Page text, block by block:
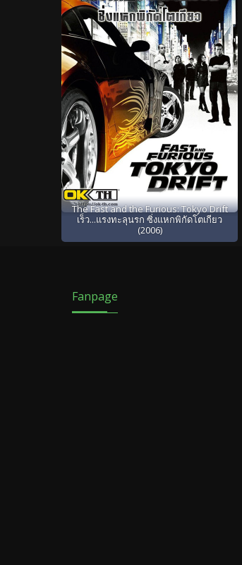
The Fast and the Furious: Tokyo Drift
เร็ว...แรงทะลุนรก ซิ่งแหกพิกัดโตเกียว
(2006)
Fanpage